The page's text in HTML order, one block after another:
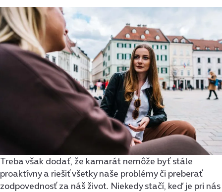
Treba však dodať, že kamarát nemôže byť stále
proaktívny a riešiť všetky naše problémy či preberať
zodpovednosť za náš život. Niekedy stačí, keď je pri nás